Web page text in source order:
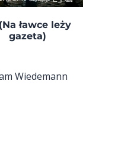
ławce leży
gazeta)
Wiedemann